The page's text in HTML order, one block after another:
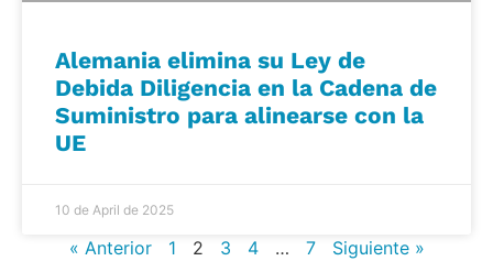
Alemania elimina su Ley de
Debida Diligencia en la Cadena de
Suministro para alinearse con la
UE
10 de April de 2025
« Anterior 1 2 3 4 … 7 Siguiente »